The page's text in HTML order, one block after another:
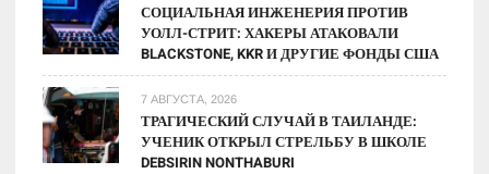
СОЦИАЛЬНАЯ ИНЖЕНЕРИЯ ПРОТИВ
УОЛЛ-СТРИТ: ХАКЕРЫ АТАКОВАЛИ
BLACKSTONE, KKR И ДРУГИЕ ФОНДЫ США
7 АВГУСТА, 2026
ТРАГИЧЕСКИЙ СЛУЧАЙ В ТАИЛАНДЕ:
УЧЕНИК ОТКРЫЛ СТРЕЛЬБУ В ШКОЛЕ
DEBSIRIN NONTHABURI